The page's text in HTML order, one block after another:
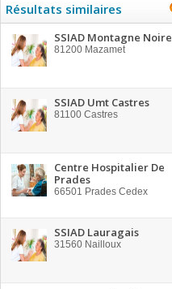
Résultats similaires
SSIAD Montagne Noire
81200 Mazamet
SSIAD Umt Castres
81100 Castres
Centre Hospitalier De
Prades
66501 Prades Cedex
SSIAD Lauragais
31560 Nailloux